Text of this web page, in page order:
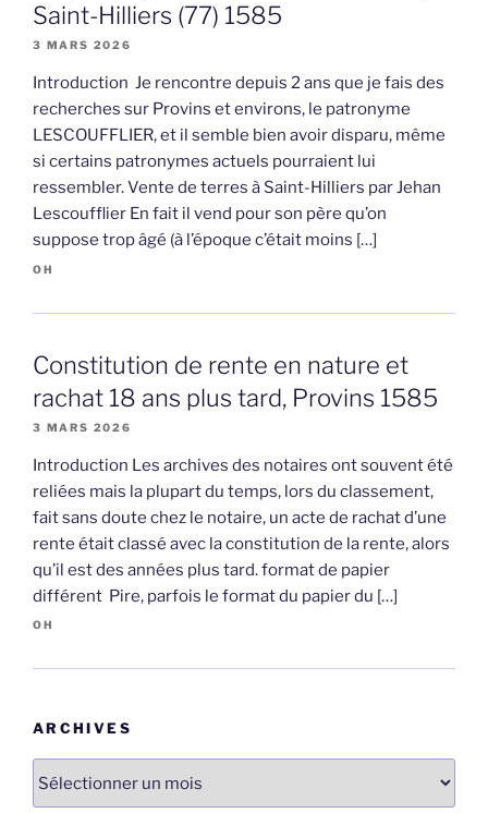
Saint-Hilliers (77) 1585
3 MARS 2026
Introduction Je rencontre depuis 2 ans que je fais des
recherches sur Provins et environs, le patronyme
LESCOUFFLIER, et il semble bien avoir disparu, même
si certains patronymes actuels pourraient lui
ressembler. Vente de terres à Saint-Hilliers par Jehan
Lescoufflier En fait il vend pour son père qu’on
suppose trop âgé (à l’époque c’était moins […]
OH
Constitution de rente en nature et
rachat 18 ans plus tard, Provins 1585
3 MARS 2026
Introduction Les archives des notaires ont souvent été
reliées mais la plupart du temps, lors du classement,
fait sans doute chez le notaire, un acte de rachat d’une
rente était classé avec la constitution de la rente, alors
qu’il est des années plus tard. format de papier
différent Pire, parfois le format du papier du […]
OH
ARCHIVES